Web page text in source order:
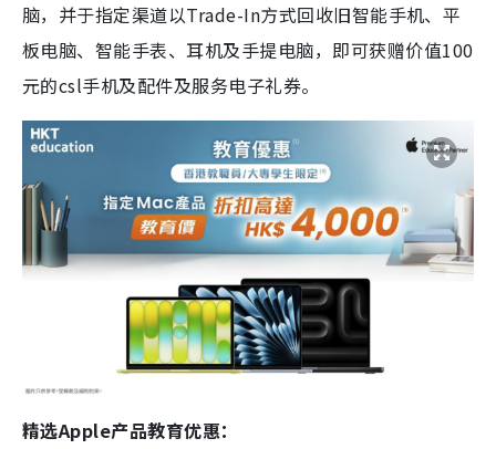
脑，并于指定渠道以Trade-In方式回收旧智能手机、平
板电脑、智能手表、耳机及手提电脑，即可获赠价值100
元的csl手机及配件及服务电子礼券。
精选Apple产品教育优惠：